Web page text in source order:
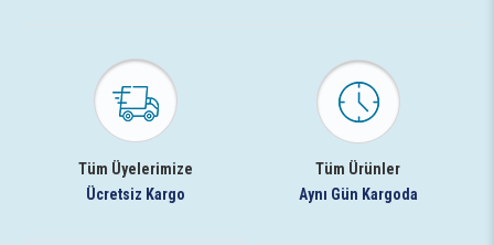
Tüm Üyelerimize
Ücretsiz Kargo
Tüm Ürünler
Aynı Gün Kargoda